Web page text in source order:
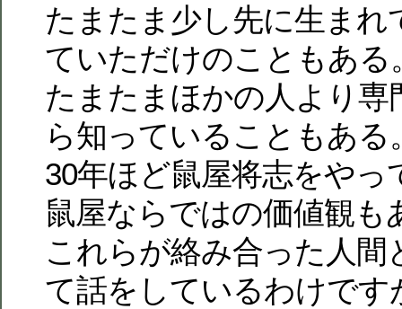
たまたま少し先に生まれ
ていただけのこともある
たまたまほかの人より専
ら知っていることもある
30年ほど鼠屋将志をやっ
鼠屋ならではの価値観も
これらが絡み合った人間
て話をしているわけです